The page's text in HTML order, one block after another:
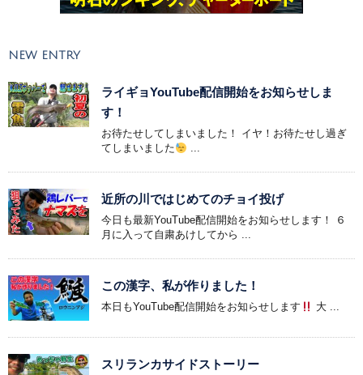
NEW ENTRY
ライギョYouTube配信開始をお知らせしま
す！
お待たせしてしまいました！ イヤ！お待たせし過ぎ
てしまいました
...
近所の川ではじめてのチョイ投げ
今日も最新YouTube配信開始をお知らせします！ ６
月に入って自粛あけしてから ...
この漢字、私が作りました！
本日もYouTube配信開始をお知らせします 大 ...
スリランカサイドストーリー